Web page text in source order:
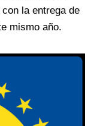
la entrega de
mismo año.